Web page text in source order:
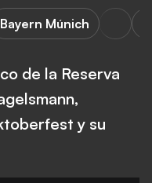
Bayern Múnich
de la Reserva
y su